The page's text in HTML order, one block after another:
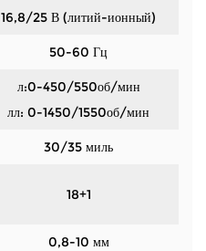
16,8/25 В (литий-ионный)
50-60 Гц
л:0-450/550об/мин
лл: 0-1450/1550об/мин
30/35 миль
18+1
0,8-10 мм